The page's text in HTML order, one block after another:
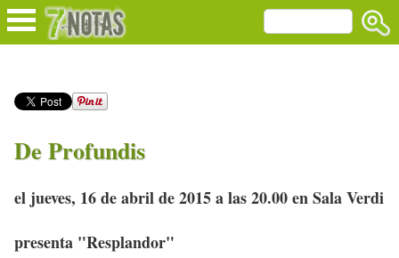
De Profundis
el jueves, 16 de abril de 2015 a las 20.00 en Sala Verdi
presenta "Resplandor"